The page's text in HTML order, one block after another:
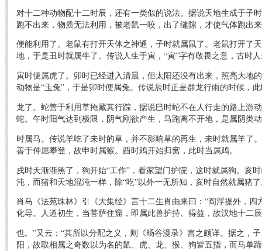
对十二种动物配十二时辰，还有一类似的说法。据说天地生成于子
跑不出来，物质无法利用，被老鼠一咬，出了缝隙，才使气体跑出
便能利用了。老鼠有打开天体之神通，子时就属鼠了。老鼠打开了
地，于是丑时就属牛了。传说人生于寅，“寅”字有敬畏之意，古时
寅时便属虎了。卯时已经进入清晨，但太阳还没有出来，照亮大地
动物是“玉兔”，于是卯时便属兔。传说辰时正是群龙行雨的时候，
龙了。蛇善于利用草掩藏其行踪，据说巳时蛇不在人行走的路上游
蛇。午时阳气达到极限，阴气刚欲产生，马跑离不开地，是属阴类
时属马。传说羊吃了未时的草，并不影响草的再生，未时就属羊了
善于伸屈攀登，故申时属猴。酉时鸡开始归窝，此时当属鸡。
戌时天渐渐黑了，狗开始“工作”，看家望门护院，这时就属狗。亥
沌，而猪和天地混沌一样，除“吃”以外一无所知，亥时自然就属猪
肖马《法苑珠林》引《大集经》言十二生肖由来曰：“阎浮提外，
化导。人道初生，当菩萨住窟，即属此兽护持、得益，故汉地十二
也。”又云：“其所以分配之义，则《旸谷漫录》言之颇详。据之，
阳，故取相属之奇数以为名的鼠、虎、龙、猴、狗皆五指，而马单